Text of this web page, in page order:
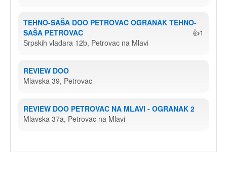
TEHNO-SAŠA DOO PETROVAC OGRANAK TEHNO-
SAŠA PETROVAC
👍1
Srpskih vladara 12b, Petrovac na Mlavi
REVIEW DOO
Mlavska 39, Petrovac
REVIEW DOO PETROVAC NA MLAVI - OGRANAK 2
Mlavska 37a, Petrovac na Mlavi